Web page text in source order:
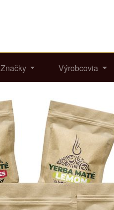
Značky Výrobcovia